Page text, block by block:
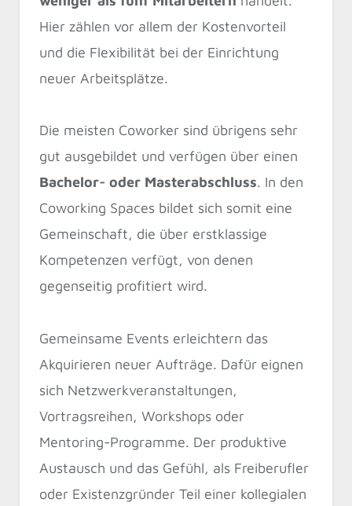
Hier zählen vor allem der Kostenvorteil
und die Flexibilität bei der Einrichtung
neuer Arbeitsplätze.
Die meisten Coworker sind übrigens sehr
gut ausgebildet und verfügen über einen
Bachelor- oder Masterabschluss. In den
Coworking Spaces bildet sich somit eine
Gemeinschaft, die über erstklassige
Kompetenzen verfügt, von denen
gegenseitig profitiert wird.
Gemeinsame Events erleichtern das
Akquirieren neuer Aufträge. Dafür eignen
sich Netzwerkveranstaltungen,
Vortragsreihen, Workshops oder
Mentoring-Programme. Der produktive
Austausch und das Gefühl, als Freiberufler
oder Existenzgründer Teil einer kollegialen